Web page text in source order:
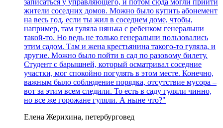
записаться у управляющего, и потом сюда могли прийти
жители соседних домов. Можно было купить абонемент
на весь год, если ты жил в соседнем доме, чтобы,
например, там гуляла нянька с ребенком генеральши
такой-то. Но ведь не только генеральши пользовались
этим садом. Там и жена крестьянина такого-то гуляла, и
другие. Можно было пойти в сад по разовому билету.
Студент с барышней, который осматривал соседние
участки, мог спокойно погулять в этом месте. Конечно,
важным было соблюдение порядка, отсутствие мусора –
вот за этим всем следили. То есть в саду гуляли чинно,
но все же горожане гуляли. А ныне что?"
Елена Жерихина, петербурговед